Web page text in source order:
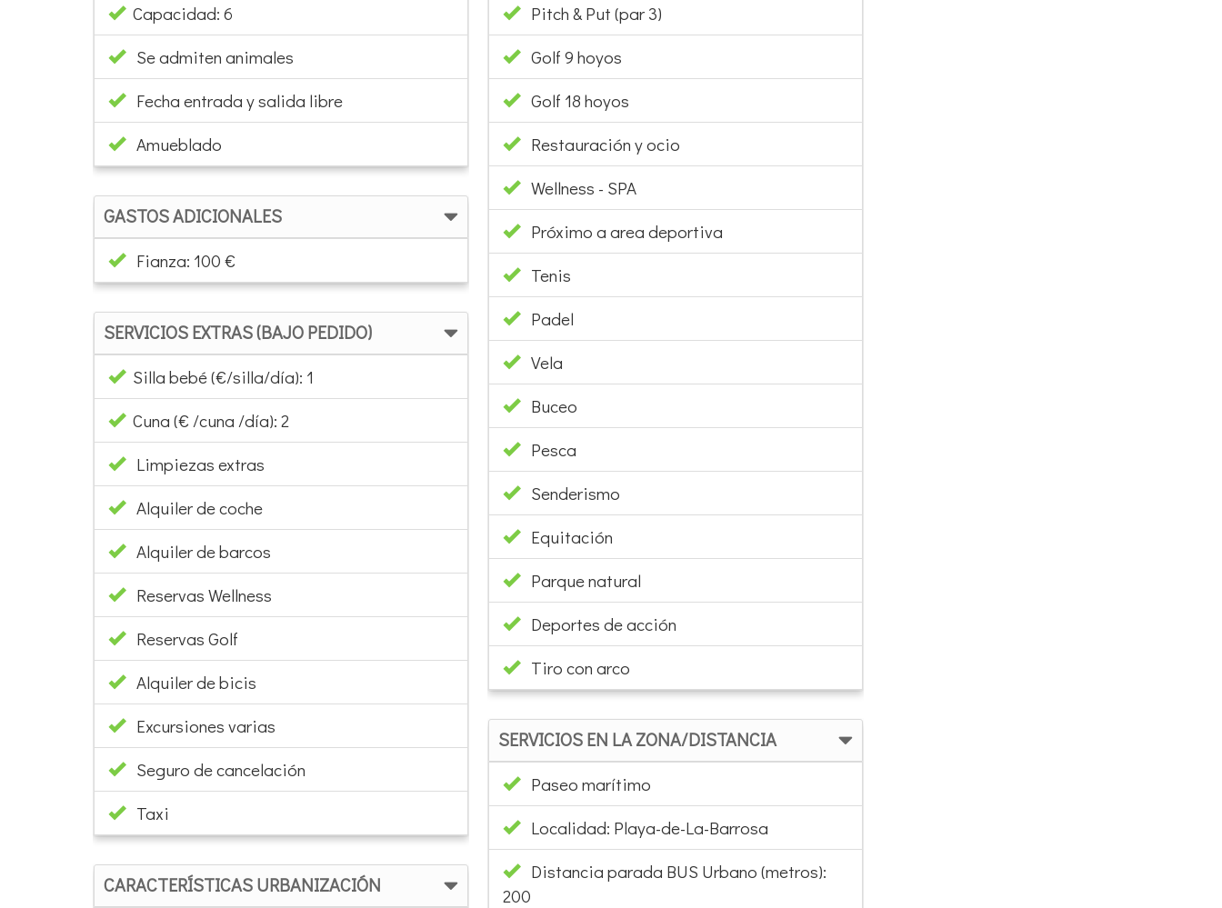
Capacidad: 6
Se admiten animales
Fecha entrada y salida libre
Amueblado
GASTOS ADICIONALES
Fianza: 100 €
SERVICIOS EXTRAS (BAJO PEDIDO)
Silla bebé (€/silla/día): 1
Cuna (€ /cuna /día): 2
Limpiezas extras
Alquiler de coche
Alquiler de barcos
Reservas Wellness
Reservas Golf
Alquiler de bicis
Excursiones varias
Seguro de cancelación
Taxi
CARACTERÍSTICAS URBANIZACIÓN
Pitch & Put (par 3)
Golf 9 hoyos
Golf 18 hoyos
Restauración y ocio
Wellness - SPA
Próximo a area deportiva
Tenis
Padel
Vela
Buceo
Pesca
Senderismo
Equitación
Parque natural
Deportes de acción
Tiro con arco
SERVICIOS EN LA ZONA/DISTANCIA
Paseo marítimo
Localidad: Playa-de-La-Barrosa
Distancia parada BUS Urbano (metros):
200